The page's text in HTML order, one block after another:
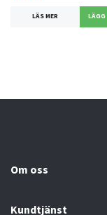
LÄS MER
Om oss
Kundtjänst